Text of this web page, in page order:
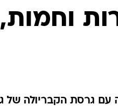
טכנולוגיה
ארכיון מדורים
וחמות,